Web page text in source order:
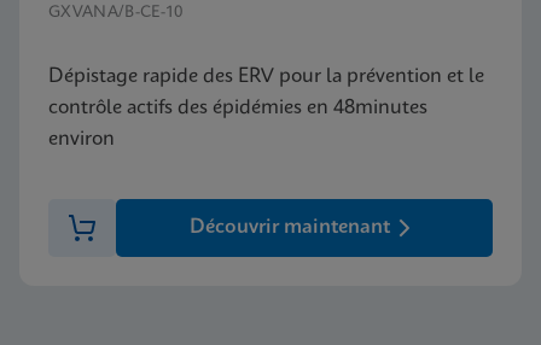
GXVANA/B-CE-10
Dépistage rapide des ERV pour la prévention et le
contrôle actifs des épidémies en 48minutes
environ
Découvrir maintenant